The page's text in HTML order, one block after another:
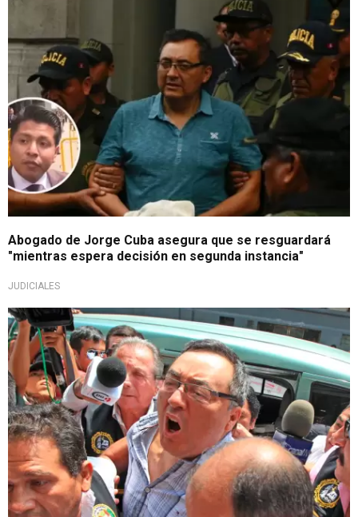
Abogado de Jorge Cuba asegura que se resguardará
"mientras espera decisión en segunda instancia"
JUDICIALES
Salió del país